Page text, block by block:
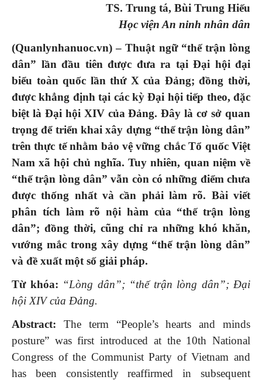
TS. Trung tá, Bùi Trung Hiếu
Học viện An ninh nhân dân
(Quanlynhanuoc.vn) – Thuật ngữ “thế trận lòng
dân” lần đầu tiên được đưa ra tại Đại hội đại
biểu toàn quốc lần thứ X của Đảng; đồng thời,
được khẳng định tại các kỳ Đại hội tiếp theo, đặc
biệt là Đại hội XIV của Đảng. Đây là cơ sở quan
trọng để triển khai xây dựng “thế trận lòng dân”
trên thực tế nhằm bảo vệ vững chắc Tổ quốc Việt
Nam xã hội chủ nghĩa. Tuy nhiên, quan niệm về
“thế trận lòng dân” vẫn còn có những điểm chưa
được thống nhất và cần phải làm rõ. Bài viết
phân tích làm rõ nội hàm của “thế trận lòng
dân”; đồng thời, cũng chỉ ra những khó khăn,
vướng mắc trong xây dựng “thế trận lòng dân”
và đề xuất một số giải pháp.
Từ khóa: “Lòng dân”; “thế trận lòng dân”; Đại
hội XIV của Đảng.
Abstract: The term “People’s hearts and minds
posture” was first introduced at the 10th National
Congress of the Communist Party of Vietnam and
has been consistently reaffirmed in subsequent